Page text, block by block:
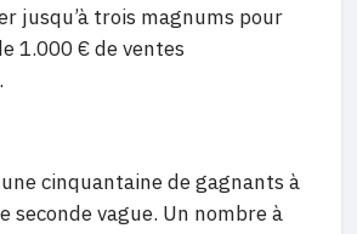
jusqu’à trois magnums pour
1.000 € de ventes
cinquantaine de gagnants à
seconde vague. Un nombre à